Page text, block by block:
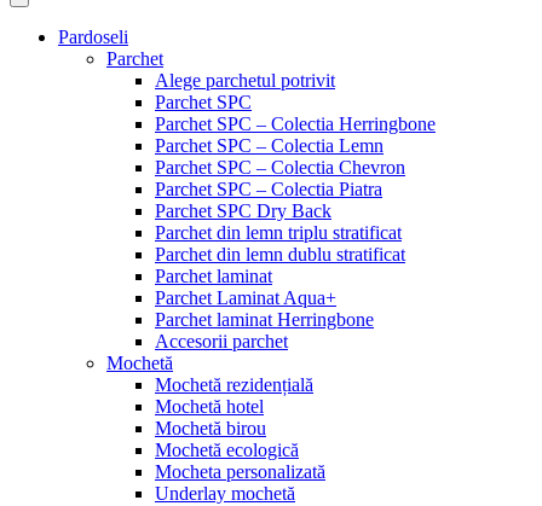
Pardoseli
Parchet
Alege parchetul potrivit
Parchet SPC
Parchet SPC – Colectia Herringbone
Parchet SPC – Colectia Lemn
Parchet SPC – Colectia Chevron
Parchet SPC – Colectia Piatra
Parchet SPC Dry Back
Parchet din lemn triplu stratificat
Parchet din lemn dublu stratificat
Parchet laminat
Parchet Laminat Aqua+
Parchet laminat Herringbone
Accesorii parchet
Mochetă
Mochetă rezidențială
Mochetă hotel
Mochetă birou
Mochetă ecologică
Mocheta personalizată
Underlay mochetă